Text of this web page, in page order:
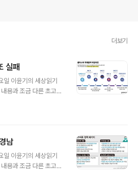
더보기
실패
이윤기의 세상읽기
용과 조금 다른 초고이
11월 25일부터 일주
177개국 정부대표단
여명이 참가하는 엄
12월 1일 종료 예정이
남
이윤기의 세상읽기
용과 조금 다른 초고이